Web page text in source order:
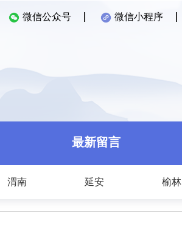
微信公众号 微信小程序
最新留言
渭南 延安 榆林